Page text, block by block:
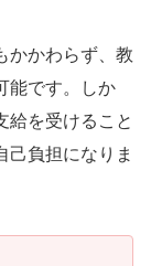
かかわらず、教
能です。しか
給を受けること
己負担になりま